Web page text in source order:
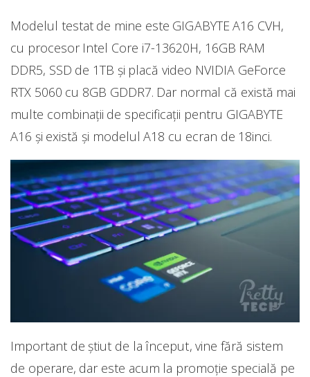
Modelul testat de mine este GIGABYTE A16 CVH,
cu procesor Intel Core i7-13620H, 16GB RAM
DDR5, SSD de 1TB și placă video NVIDIA GeForce
RTX 5060 cu 8GB GDDR7. Dar normal că există mai
multe combinații de specificații pentru GIGABYTE
A16 și există și modelul A18 cu ecran de 18inci.
Important de știut de la început, vine fără sistem
de operare, dar este acum la promoție specială pe